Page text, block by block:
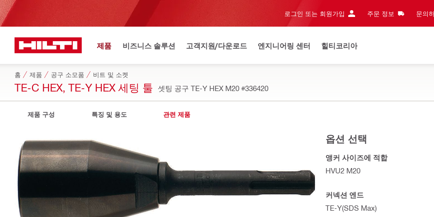
로그인 또는 회원가입 주문 정보 문의
제품 비즈니스 솔루션 고객지원/다운로드 엔지니어링 센터 힐티코리아
홈 제품 공구 소모품 비트 및 소켓
TE-C HEX, TE-Y HEX 세팅 툴 셋팅 공구 TE-Y HEX M20 #336420
제품 구성 특징 및 용도 관련 제품
옵션 선택
앵커 사이즈에 적합
HVU2 M20
커넥션 엔드
TE-Y(SDS Max)